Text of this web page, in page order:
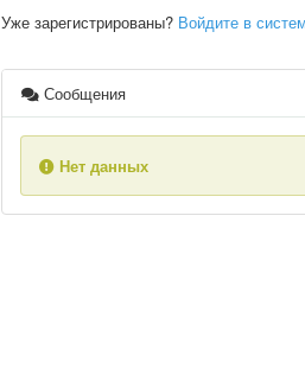
Уже зарегистрированы? Войдите в
Сообщения
Нет данных